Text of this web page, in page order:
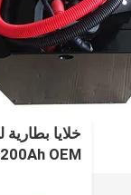
200Ah OEM